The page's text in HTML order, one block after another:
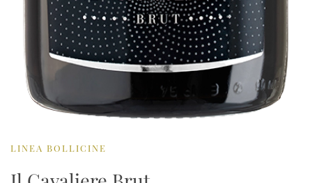
LINEA BOLLICINE